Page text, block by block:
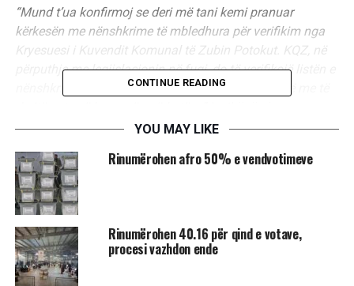
“Mund t’ua konfirmoj se deri më tani kemi pranuar
kërkesën me nënshkrime të mbledhura për verifikim nga
Kryesuesi i Kuvendit Komunal të Zubin Potokut. KQZ, në
përputhje me legjislacionin në fuqi, do të verifikojë listën e
nënshkrimeve, pra nëse nënshkruesit janë qytetarë me të
Kosovës, për shkarkimin e udhëheqësit të komunës, një
grup qytetarësh, pas marrjes së autorizimit për të
shfrytëzuar një zonë publike apo vend për të nisur një
peticion, kanë 30 ditë kohë për të mbledhur nënshkrimet
për shkarkimin e kryetarit. Ky afat mund të zgjatet vetëm
një herë deri në 15 ditë.
CONTINUE READING
YOU MAY LIKE
Rinumërohen afro 50% e vendvotimeve
R​inumërohen 40.16 për qind e votave,
procesi vazhdon ende